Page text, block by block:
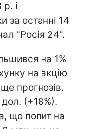
і
за останні 14
"Росія 24".
на 1%
на акцію
прогнозів.
(+18%).
що попит на